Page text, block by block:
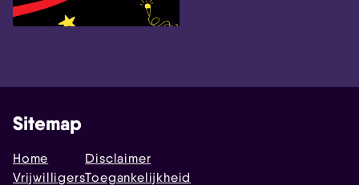
Sitemap
Home
Vrijwilligers
Disclaimer
Toegankelijkheid